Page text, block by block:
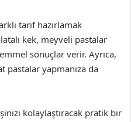
tarif hazırlamak
kek, meyveli pastalar
sonuçlar verir. Ayrıca,
pastalar yapmanıza da
kolaylaştıracak pratik bir